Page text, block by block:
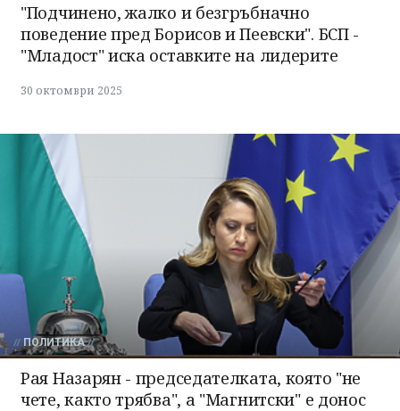
"Подчинено, жалко и безгръбначно
поведение пред Борисов и Пеевски". БСП -
"Младост" иска оставките на лидерите
30 октомври 2025
ПОЛИТИКА
Рая Назарян - председателката, която "не
чете, както трябва", а "Магнитски" е донос